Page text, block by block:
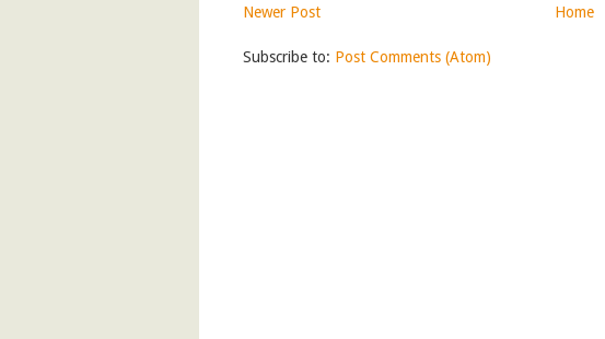
Newer Post Home
Subscribe to: Post Comments (Atom)